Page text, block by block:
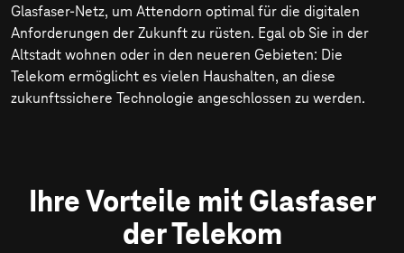
Glasfaser-Netz, um Attendorn optimal für die digitalen
Anforderungen der Zukunft zu rüsten. Egal ob Sie in der
Altstadt wohnen oder in den neueren Gebieten: Die
Telekom ermöglicht es vielen Haushalten, an diese
zukunftssichere Technologie angeschlossen zu werden.
Ihre Vorteile mit Glasfaser
der Telekom